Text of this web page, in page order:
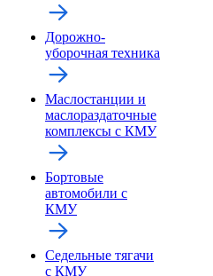
Дорожно-
уборочная техника
Маслостанции и
маслораздаточные
комплексы с КМУ
Бортовые
автомобили с
КМУ
Седельные тягачи
с КМУ